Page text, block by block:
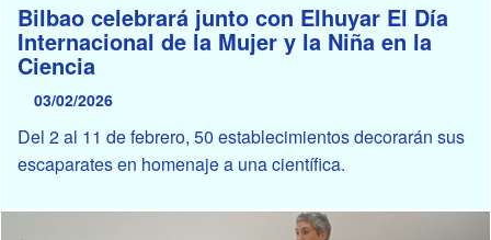
Bilbao celebrará junto con Elhuyar El Día
Internacional de la Mujer y la Niña en la
Ciencia
03/02/2026
Del 2 al 11 de febrero, 50 establecimientos decorarán sus
escaparates en homenaje a una científica.